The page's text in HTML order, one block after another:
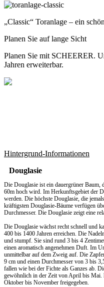
„Classic“ Toranlage – ein
Planen Sie auf lange Sicht
Planen Sie mit SCHEERER.
Jahren erweiterbar.
Hintergrund-Informationen
Douglasie
Die Douglasie ist ein dauergrüner
60m hoch wird. Im Herkunftsgebiet der
werden. Die höchste Douglasie, die
kräftigsten Douglasie-Bäume verfügen
Durchmesser. Die Douglasie zeigt eine
Die Douglasie wächst recht schnell und
400 bis 1400 Jahren erreichen. Die
und stumpf. Sie sind rund 3 bis 4
einen aromatisch angenehmen Duft. Im
unmittelbar auf dem Zweig auf. Die
9 cm und einen Durchmesser von 3 bis
fallen wie bei der Fichte als Ganzes ab.
gewöhnlich in der Zeit von April bis Mai.
Oktober bis November freigegeben.